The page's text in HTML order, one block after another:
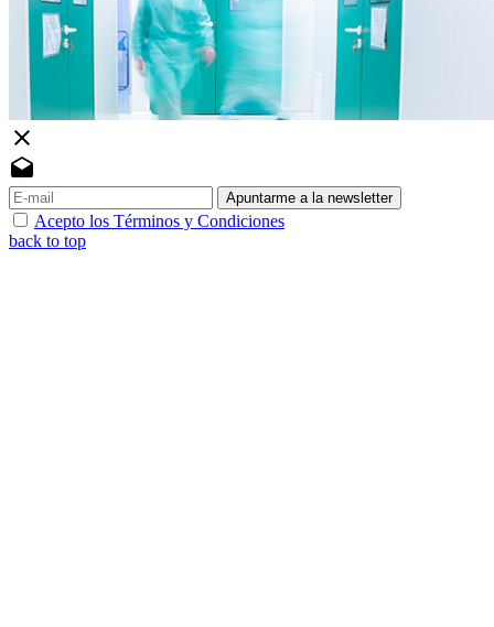
close
drafts
Apuntarme a la newsletter
Acepto los Términos y Condiciones
back to top